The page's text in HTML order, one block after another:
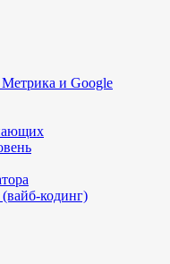
и Google
кодинг)